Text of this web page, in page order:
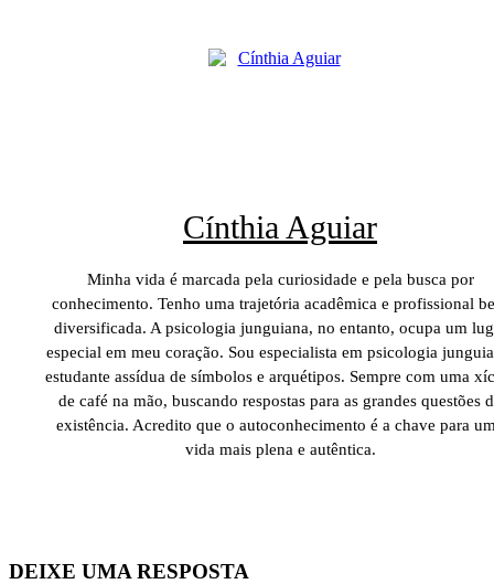
Cínthia Aguiar
Minha vida é marcada pela curiosidade e pela busca por
conhecimento. Tenho uma trajetória acadêmica e profissional
diversificada. A psicologia junguiana, no entanto, ocupa um
especial em meu coração. Sou especialista em psicologia
estudante assídua de símbolos e arquétipos. Sempre com uma
de café na mão, buscando respostas para as grandes questões
existência. Acredito que o autoconhecimento é a chave para
vida mais plena e autêntica.
DEIXE UMA RESPOSTA